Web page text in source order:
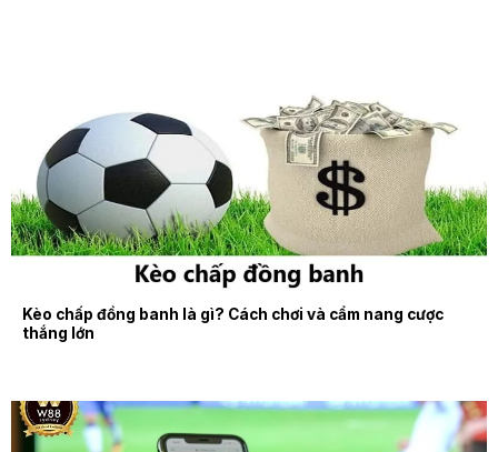
Kèo chấp đồng banh là gì? Cách chơi và cẩm nang cược
thắng lớn